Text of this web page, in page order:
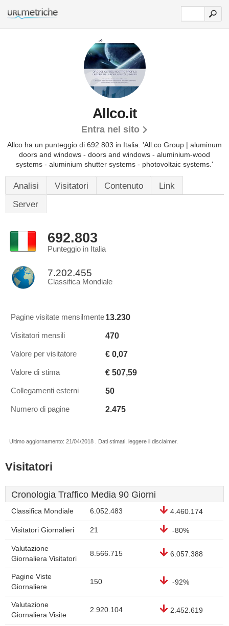
Allco.it
Entra nel sito
Allco ha un punteggio di 692.803 in Italia. 'All.co Group | aluminum
doors and windows - doors and windows - aluminium-wood
systems - aluminium shutter systems - photovoltaic systems.'
Analisi Visitatori Contenuto
Link
Server
692.803
Punteggio in Italia
7.202.455
Classifica Mondiale
Pagine visitate mensilmente13.230
Visitatori mensili 470
Valore per visitatore € 0,07
Valore di stima € 507,59
Collegamenti esterni 50
Numero di pagine 2.475
Ultimo aggiornamento: 21/04/2018 . Dati stimati, leggere il disclaimer.
Visitatori
Cronologia Traffico Media 90 Giorni
Classifica Mondiale 6.052.483 4.460.174
Visitatori Giornalieri 21 -80%
Valutazione
Giornaliera Visitatori
8.566.715 6.057.388
Pagine Viste
Giornaliere
150 -92%
Valutazione
Giornaliera Visite
2.920.104 2.452.619